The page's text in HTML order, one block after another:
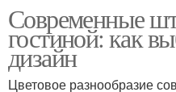
Современные
гостиной: как
дизайн
Цветовое разнообразие